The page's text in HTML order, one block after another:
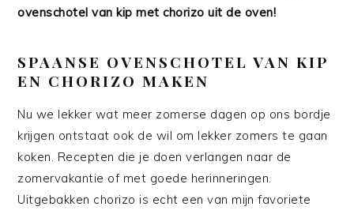
ovenschotel van kip met chorizo uit de oven!
SPAANSE OVENSCHOTEL VAN KIP
EN CHORIZO MAKEN
Nu we lekker wat meer zomerse dagen op ons bordje
krijgen ontstaat ook de wil om lekker zomers te gaan
koken. Recepten die je doen verlangen naar de
zomervakantie of met goede herinneringen.
Uitgebakken chorizo is echt een van mijn favoriete